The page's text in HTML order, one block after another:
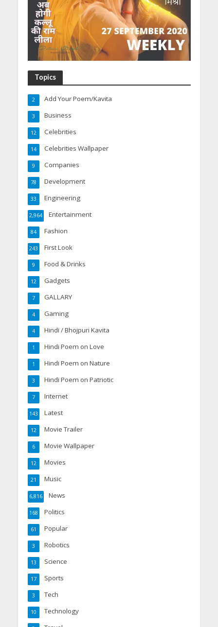
Topics
Add Your Poem/Kavita
2
Business
3
Celebrities
12
Celebrities Wallpaper
14
Companies
9
Development
78
Engineering
33
Entertainment
2,964
Fashion
84
First Look
243
Food & Drinks
9
Gadgets
12
GALLARY
7
Gaming
4
Hindi / Bhojpuri Kavita
4
Hindi Poem on Love
1
Hindi Poem on Nature
1
Hindi Poem on Patriotic
3
Internet
7
Latest
143
Movie Trailer
12
Movie Wallpaper
6
Movies
12
Music
21
News
6,816
Politics
168
Popular
61
Robotics
3
Science
13
Sports
17
Tech
3
Technology
10